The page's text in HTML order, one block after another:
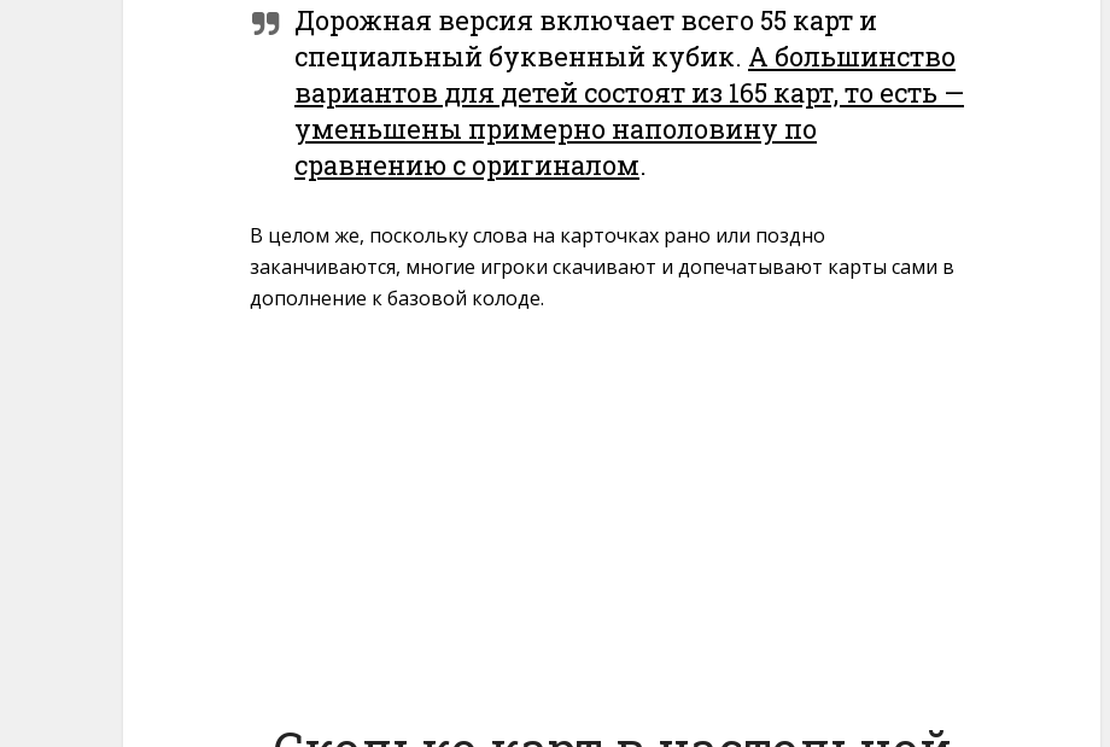
Дорожная версия включает всего 55 карт и
специальный буквенный кубик. А большинство
вариантов для детей состоят из 165 карт, то есть —
уменьшены примерно наполовину по
сравнению с оригиналом.
В целом же, поскольку слова на карточках рано или поздно
заканчиваются, многие игроки скачивают и допечатывают карты сами в
дополнение к базовой колоде.